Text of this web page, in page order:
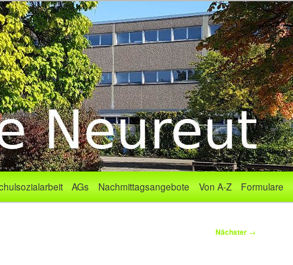
AGs Nachmittagsangebote Von A-Z Formulare
Nächster →